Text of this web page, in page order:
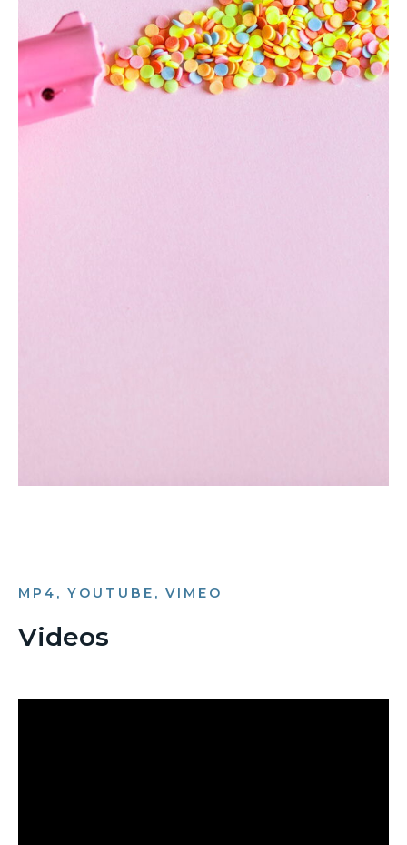
MP4, YOUTUBE, VIMEO
Videos